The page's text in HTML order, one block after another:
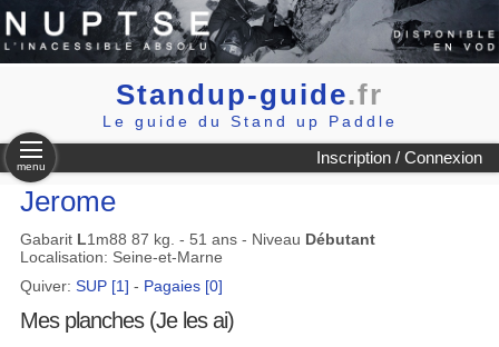
Standup-guide.fr
Le guide du Stand up Paddle
Inscription / Connexion
menu
Jerome
Gabarit L1m88 87 kg. - 51 ans - Niveau Débutant
Localisation: Seine-et-Marne
Quiver: SUP [1] - Pagaies [0]
Mes planches (Je les ai)